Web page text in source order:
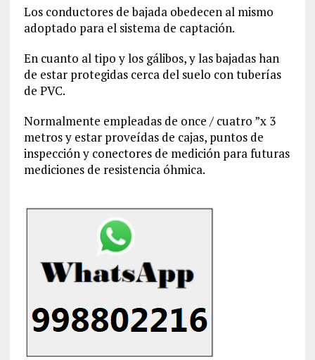
Los conductores de bajada obedecen al mismo
adoptado para el sistema de captación.
En cuanto al tipo y los gálibos, y las bajadas han
de estar protegidas cerca del suelo con tuberías
de PVC.
Normalmente empleadas de once / cuatro ”x 3
metros y estar proveídas de cajas, puntos de
inspección y conectores de medición para futuras
mediciones de resistencia óhmica.